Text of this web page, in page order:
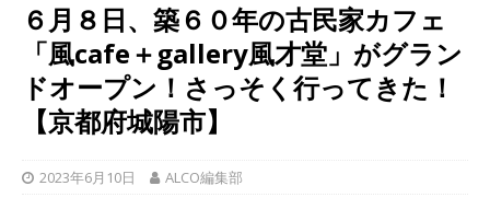
６月８日、築６０年の古民家カフェ
「風cafe＋gallery風才堂」がグラン
ドオープン！さっそく行ってきた！
【京都府城陽市】
2023年6月10日 ALCO編集部